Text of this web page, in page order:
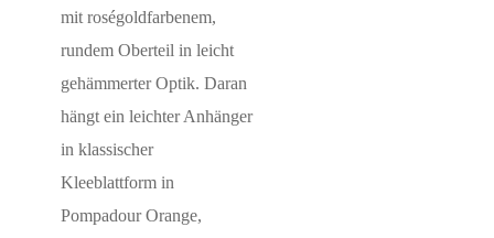
mit roségoldfarbenem,
rundem Oberteil in leicht
gehämmerter Optik. Daran
hängt ein leichter Anhänger
in klassischer
Kleeblattform in
Pompadour Orange,